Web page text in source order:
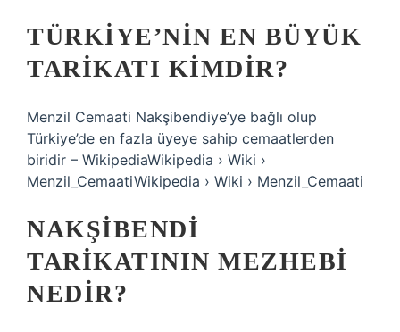
TÜRKIYE’NIN EN BÜYÜK
TARIKATI KIMDIR?
Menzil Cemaati Nakşibendiye’ye bağlı olup
Türkiye’de en fazla üyeye sahip cemaatlerden
biridir – WikipediaWikipedia › Wiki ›
Menzil_CemaatiWikipedia › Wiki › Menzil_Cemaati
NAKŞIBENDI
TARIKATININ MEZHEBI
NEDIR?